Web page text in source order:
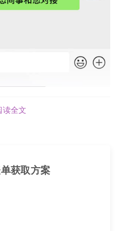
LTD.com/hezuo）
，基本信息。
读全文
获取方案